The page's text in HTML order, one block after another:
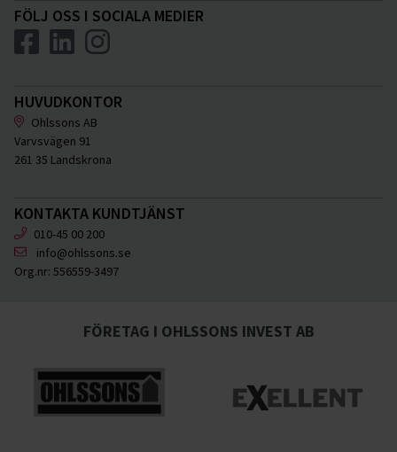
FÖLJ OSS I SOCIALA MEDIER
HUVUDKONTOR
Ohlssons AB
Varvsvägen 91
261 35 Landskrona
KONTAKTA KUNDTJÄNST
010-45 00 200
info@ohlssons.se
Org.nr: 556559-3497
FÖRETAG I OHLSSONS INVEST AB